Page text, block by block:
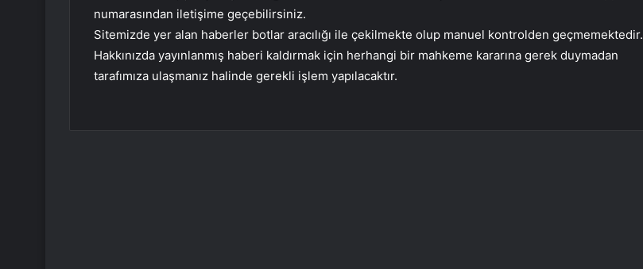
numarasından iletişime geçebilirsiniz.
Sitemizde yer alan haberler botlar aracılığı ile çekilmekte olup manuel kontrolden geçmemektedir.
Hakkınızda yayınlanmış haberi kaldırmak için herhangi bir mahkeme kararına gerek duymadan
tarafımıza ulaşmanız halinde gerekli işlem yapılacaktır.